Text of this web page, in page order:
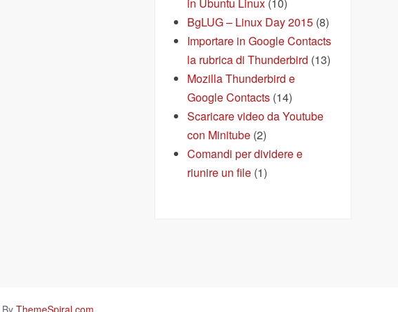
BgLUG – Linux Day 2015 (8)
Importare in Google Contacts
la rubrica di Thunderbird (13)
Mozilla Thunderbird e
Google Contacts (14)
Scaricare video da Youtube
con Minitube (2)
Comandi per dividere e
riunire un file (1)